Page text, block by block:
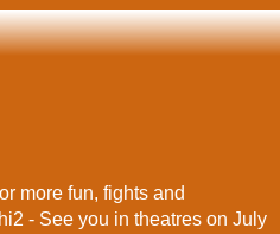
more fun, fights and
- See you in theatres on July